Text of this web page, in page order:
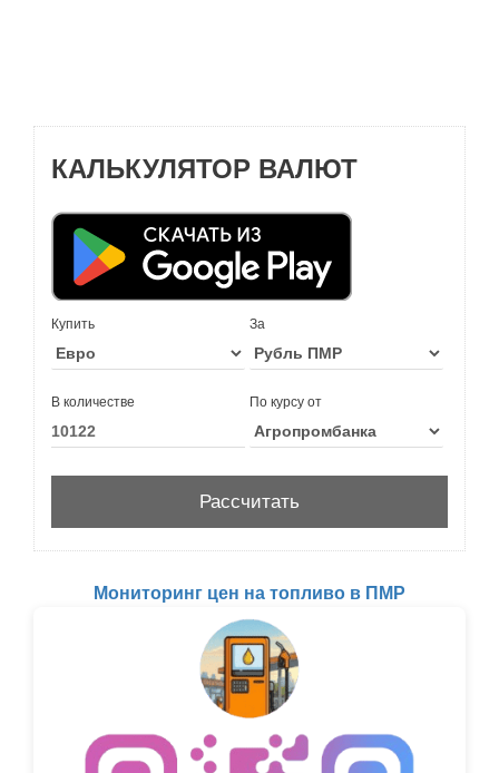
КАЛЬКУЛЯТОР ВАЛЮТ
Купить За
В количестве По курсу от
Мониторинг цен на топливо в ПМР